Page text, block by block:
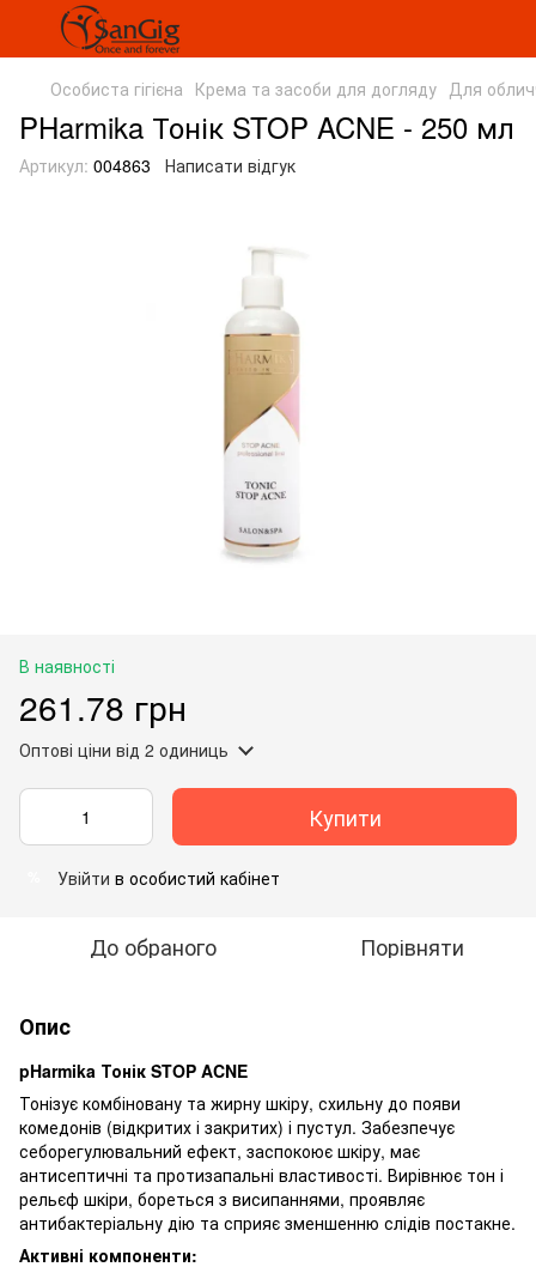
Особиста гігієна Крема та засоби для догляду Для
PHarmika Тонік STOP ACNE - 250 мл
Артикул: 004863 Написати відгук
В наявності
261.78 грн
Оптові ціни від 2 одиниць
Купити
Увійти в особистий кабінет
До обраного Порівняти
Опис
pHarmika Тонік STOP ACNE
Тонізує комбіновану та жирну шкіру, схильну до появи
комедонів (відкритих і закритих) і пустул. Забезпечує
себорегулювальний ефект, заспокоює шкіру, має
антисептичні та протизапальні властивості. Вирівнює тон і
рельєф шкіри, бореться з висипаннями, проявляє
антибактеріальну дію та сприяє зменшенню слідів постакне.
Активні компоненти: